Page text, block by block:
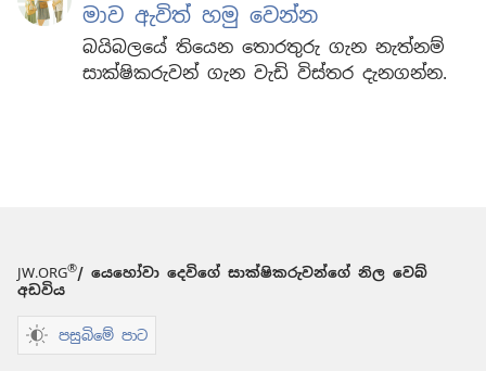
මාව ඇවිත් හමු වෙන්න
බයිබලයේ තියෙන තොරතුරු ගැන නැත්නම්
සාක්ෂිකරුවන් ගැන වැඩි විස්තර දැනගන්න.
JW.ORG®/ යෙහෝවා දෙවිගේ සාක්ෂිකරුවන්ගේ නිල වෙබ්
අඩවිය
පසුබිමේ පාට